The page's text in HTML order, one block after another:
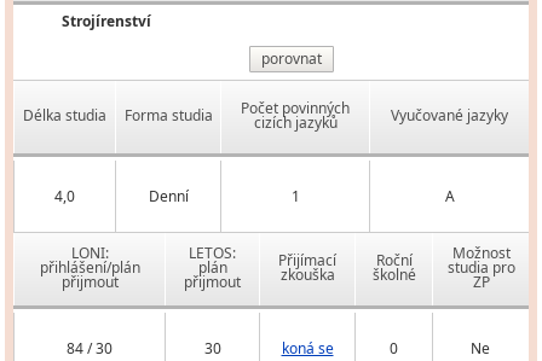
Strojírenství
porovnat
Délka studia Forma studia Počet povinných
cizích jazyků Vyučované jazyky
4,0 Denní 1 A
LONI:
přihlášení/plán
přijmout
LETOS:
plán
přijmout
Přijímací
zkouška
Roční
školné
Možnost
studia pro
ZP
84 / 30 30 koná se 0 Ne